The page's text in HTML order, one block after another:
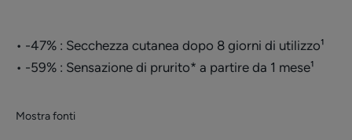
• -47% : Secchezza cutanea dopo 8 giorni di utilizzo¹
• -59% : Sensazione di prurito* a partire da 1 mese¹
Mostra fonti